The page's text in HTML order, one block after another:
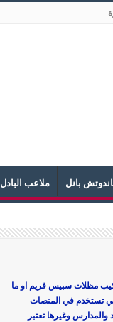
بانل ملاعب البادل
مظلات سبيس فريم او ما
تستخدم في المنصات
والمدارس وغيرها تعتبر